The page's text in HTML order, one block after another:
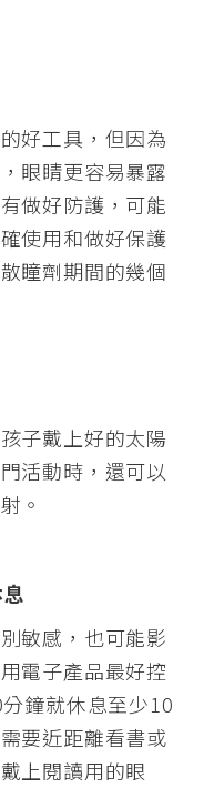
好工具，但因為
眼睛更容易暴露
做好防護，可能
使用和做好保護
瞳劑期間的幾個
子戴上好的太陽
活動時，還可以
。
敏感，也可能影
電子產品最好控
鐘就休息至少10
要近距離看書或
上閱讀用的眼